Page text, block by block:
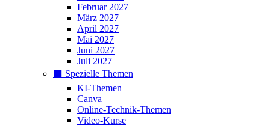
Februar 2027
März 2027
April 2027
Mai 2027
Juni 2027
Juli 2027
⬛️ Spezielle Themen
KI-Themen
Canva
Online-Technik-Themen
Video-Kurse